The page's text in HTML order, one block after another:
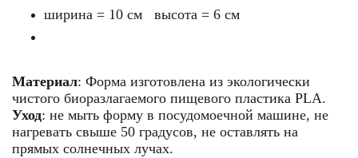
ширина = 10 см высота = 6 см
Материал: Форма изготовлена из экологически
чистого биоразлагаемого пищевого пластика PLA.
Уход: не мыть форму в посудомоечной машине, не
нагревать свыше 50 градусов, не оставлять на
прямых солнечных лучах.